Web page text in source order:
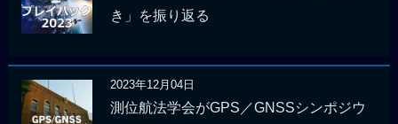
き」を振り返る
2023年12月04日
測位航法学会がGPS／GNSSシンポジウ